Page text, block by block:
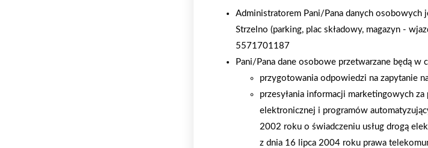
wprowadzając do
upominków
Galicja. Prezenty
na wyjątkowość tego
radością i
do ich życia magię
Handel S.A. Dzięki
Dziecka w Winiarach
filmiku: https://
Administratorem Pani/Pana danych osobowych
Strzelno (parking, plac składowy, magazyn -
5571701187
Pani/Pana dane osobowe przetwarzane będą w
przygotowania odpowiedzi na zapytanie
przesyłania informacji marketingowych
elektronicznej i programów
2002 roku o świadczeniu usług drogą
z dnia 16 lipca 2004 roku prawa